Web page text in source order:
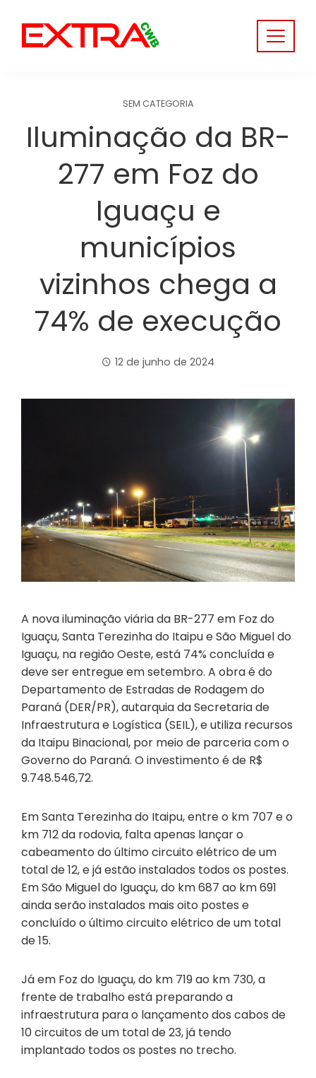
content
SEM CATEGORIA
Iluminação da BR-
277 em Foz do
Iguaçu e
municípios
vizinhos chega a
74% de execução
12 de junho de 2024
A nova iluminação viária da BR-277 em Foz do
Iguaçu, Santa Terezinha do Itaipu e São Miguel do
Iguaçu, na região Oeste, está 74% concluída e
deve ser entregue em setembro. A obra é do
Departamento de Estradas de Rodagem do
Paraná (DER/PR), autarquia da Secretaria de
Infraestrutura e Logística (SEIL), e utiliza recursos
da Itaipu Binacional, por meio de parceria com o
Governo do Paraná. O investimento é de R$
9.748.546,72.
Em Santa Terezinha do Itaipu, entre o km 707 e o
km 712 da rodovia, falta apenas lançar o
cabeamento do último circuito elétrico de um
total de 12, e já estão instalados todos os postes.
Em São Miguel do Iguaçu, do km 687 ao km 691
ainda serão instalados mais oito postes e
concluído o último circuito elétrico de um total
de 15.
Já em Foz do Iguaçu, do km 719 ao km 730, a
frente de trabalho está preparando a
infraestrutura para o lançamento dos cabos de
10 circuitos de um total de 23, já tendo
implantado todos os postes no trecho.